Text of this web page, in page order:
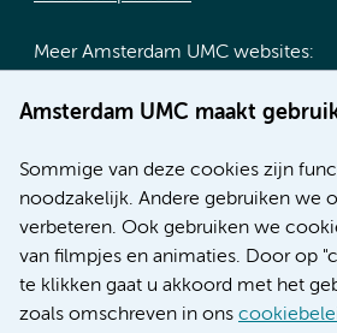
Amsterdam UMC maakt
Sommige van deze cookies zijn
noodzakelijk. Andere gebruiken we
verbeteren. Ook gebruiken we
van filmpjes en animaties. Door op
te klikken gaat u akkoord met het
zoals omschreven in ons
Meer Amsterdam UMC websites:
Werken bij Amsterdam UMC
Nieuws
Research
Educatie locatie AMC
Educatie locatie VUmc